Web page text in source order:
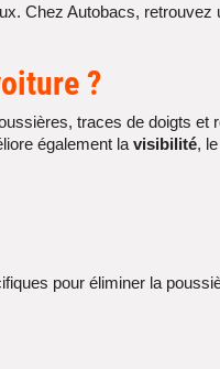
Chez Autobacs,
?
traces de doigts et
également la visibilité, le
pour éliminer la